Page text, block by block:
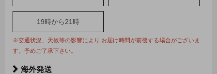
19時から21時
※交通状況、天候等の影響により お届け時間が前後する場合がございま
す。予めご了承下さい。
海外発送